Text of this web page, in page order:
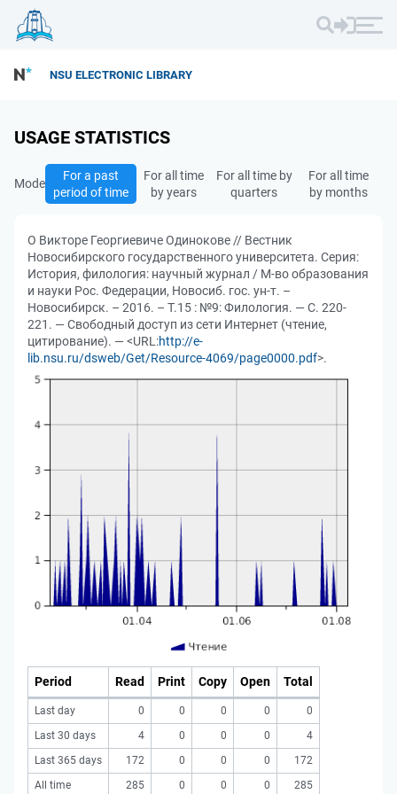
NSU ELECTRONIC LIBRARY
USAGE STATISTICS
Mode
For a past
period of time
For all time
by years
For all time by
quarters
For all time
by months
О Викторе Георгиевиче Одинокове // Вестник
Новосибирского государственного университета. Серия:
История, филология: научный журнал / М-во образования
и науки Рос. Федерации, Новосиб. гос. ун-т. –
Новосибирск. – 2016. – Т.15 : №9: Филология. — С. 220-
221. — Свободный доступ из сети Интернет (чтение,
цитирование). — <URL:http://e-
lib.nsu.ru/dsweb/Get/Resource-4069/page0000.pdf>.
Period Read Print Copy Open Total
Last day 0 0 0 0
0
Last 30 days
4 0 0 0
4
Last 365 days
172 0 0 0
172
All time
285 0 0 0 285